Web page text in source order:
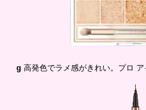
g 高発色でラメ感がきれい。プロ